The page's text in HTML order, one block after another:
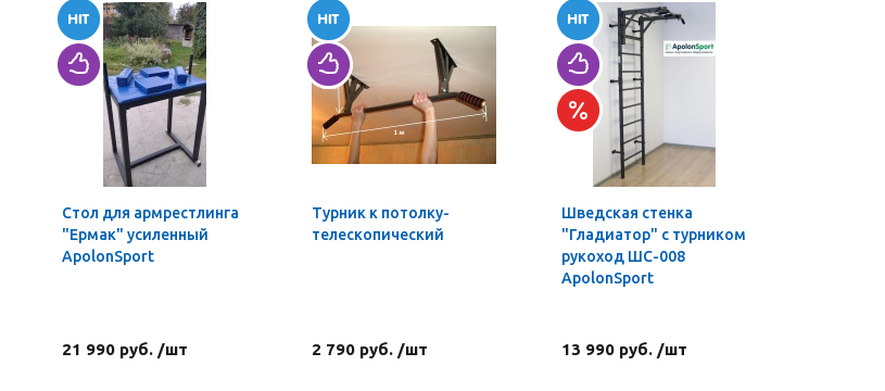
Стол для армрестлинга
"Ермак" усиленный
ApolonSport
21 990 руб. /шт
Турник к потолку-
телескопический
2 790 руб. /шт
Шведская стенка
"Гладиатор" с турником
рукоход ШС-008
ApolonSport
13 990 руб. /шт